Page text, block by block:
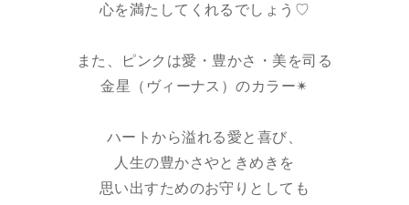
心を満たしてくれるでしょう♡
また、ピンクは愛・豊かさ・美を司る
金星（ヴィーナス）のカラー✴︎
ハートから溢れる愛と喜び、
人生の豊かさやときめきを
思い出すためのお守りとしても